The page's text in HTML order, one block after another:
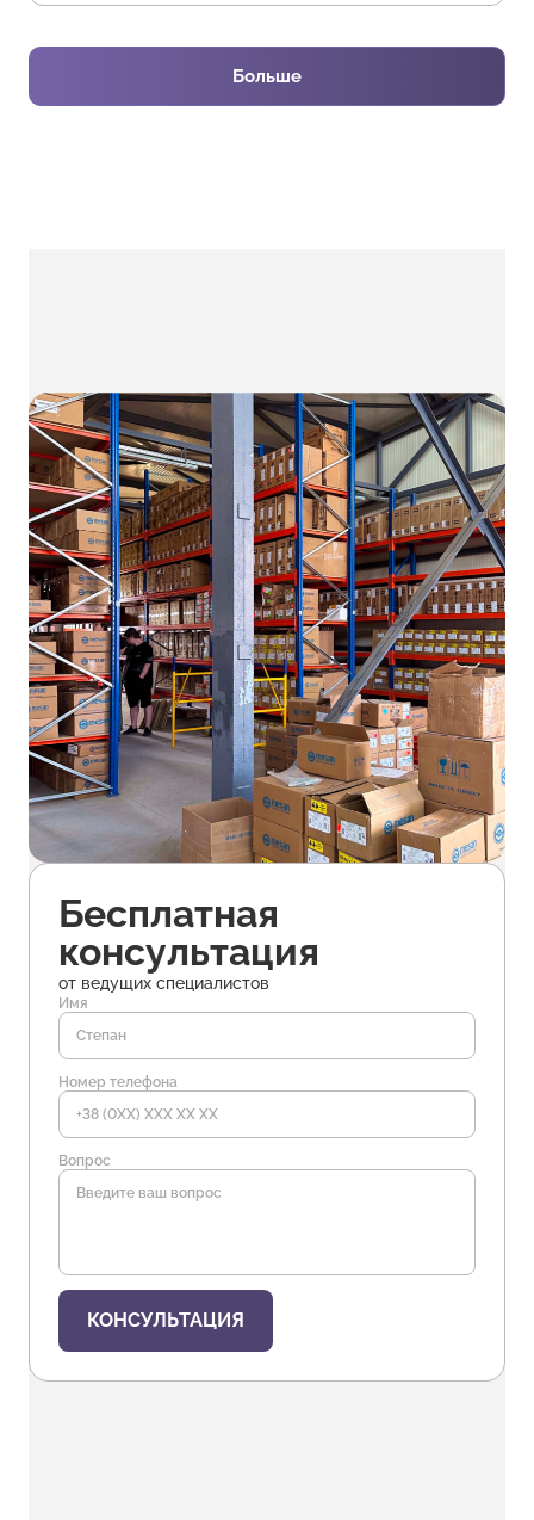
Больше
Бесплатная
консультация
от ведущих специалистов
Имя
Номер телефона
Вопрос
КОНСУЛЬТАЦИЯ